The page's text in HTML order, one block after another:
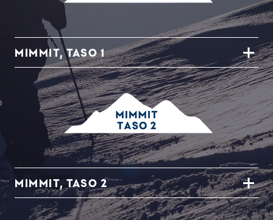
MIMMIT, TASO 1
MIMMIT, TASO 2